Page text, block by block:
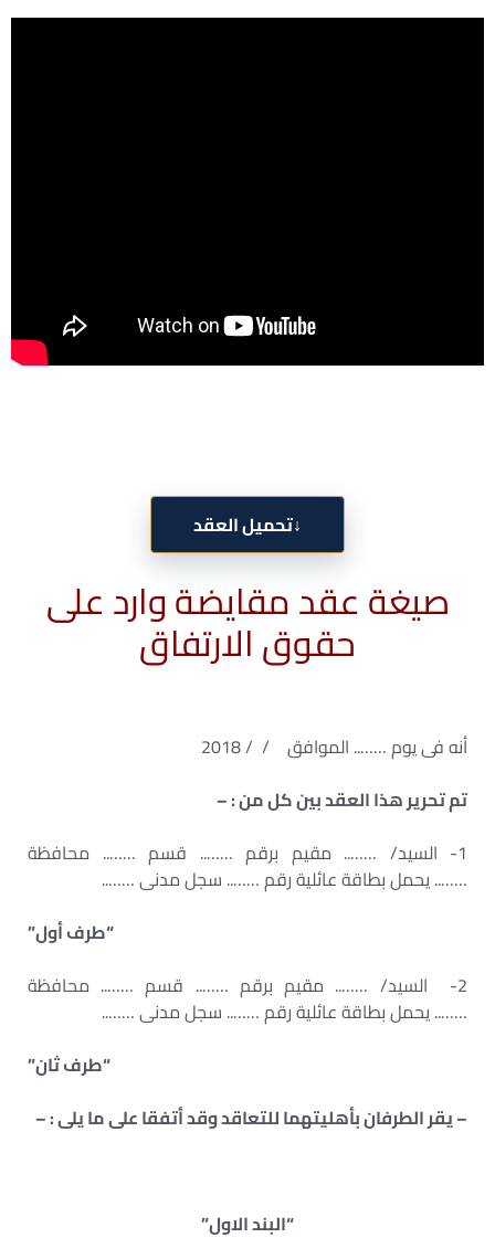
↓تحميل العقد
صيغة عقد مقايضة وارد على
حقوق الارتفاق
أنه فى يوم …….. الموافق / / 2018
تم تحرير هذا العقد بين كل من : –
1- السيد/ …….. مقيم برقم …….. قسم …….. محافظة
…….. يحمل بطاقة عائلية رقم …….. سجل مدنى ……..
“طرف أول”
2- السيد/ …….. مقيم برقم …….. قسم …….. محافظة
…….. يحمل بطاقة عائلية رقم …….. سجل مدنى ……..
“طرف ثان”
– يقر الطرفان بأهليتهما للتعاقد وقد أتفقا على ما يلى : –
“البند الاول”